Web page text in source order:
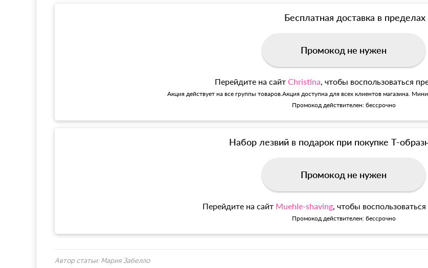
Бесплатная доставка в
Промокод не нужен
Перейдите на сайт Christina, чтобы воспользоваться
Акция действует на все группы товаров.Акция доступна для всех клиентов магазина.
Промокод действителен: бессрочно
Набор лезвий в подарок при покупке Т-
Промокод не нужен
Перейдите на сайт Muehle-shaving, чтобы
Промокод действителен: бессрочно
Автор статьи: Мария Забелло